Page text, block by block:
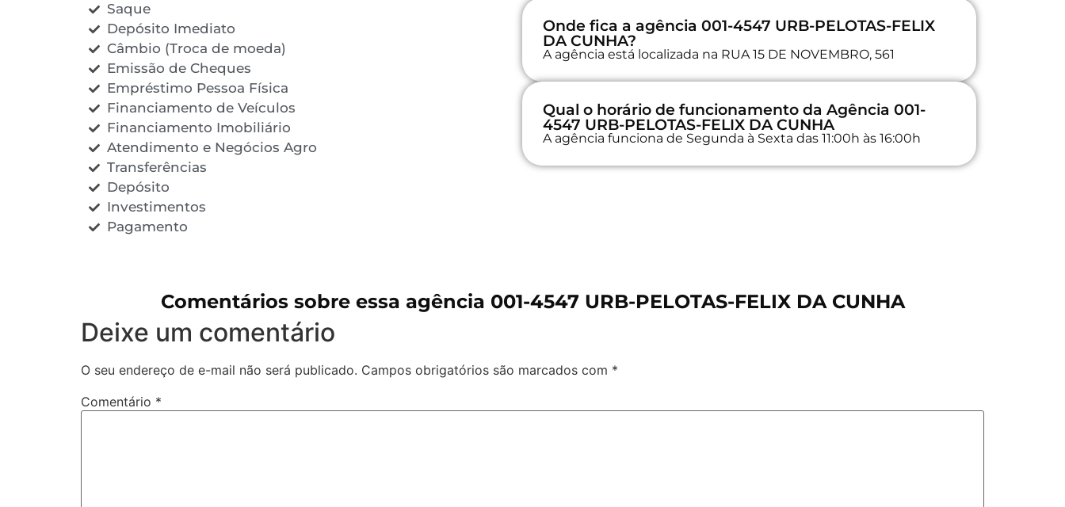
Saque
Depósito Imediato
Câmbio (Troca de moeda)
Emissão de Cheques
Empréstimo Pessoa Física
Financiamento de Veículos
Financiamento Imobiliário
Atendimento e Negócios Agro
Transferências
Depósito
Investimentos
Pagamento
Onde fica a agência 001-4547 URB-PELOTAS-FELIX
DA CUNHA?
A agência está localizada na RUA 15 DE NOVEMBRO, 561
Qual o horário de funcionamento da Agência 001-
4547 URB-PELOTAS-FELIX DA CUNHA
A agência funciona de Segunda à Sexta das 11:00h às 16:00h
Comentários sobre essa agência 001-4547 URB-PELOTAS-FELIX DA CUNHA
Deixe um comentário
O seu endereço de e-mail não será publicado. Campos obrigatórios são marcados com *
Comentário *